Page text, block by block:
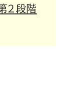
２段階